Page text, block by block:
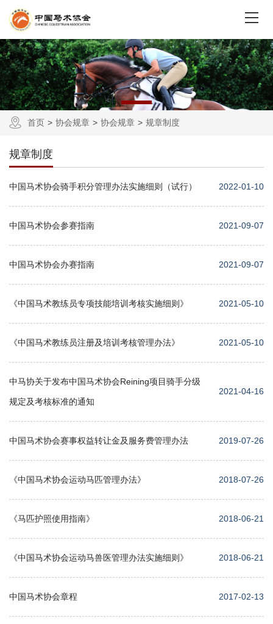
首页 协会规章 协会规章 规章制度
规章制度
中国马术协会骑手积分管理办法实施细则（试行） 2022-01-10
中国马术协会参赛指南 2021-09-07
中国马术协会办赛指南 2021-09-07
《中国马术教练员专项技能培训考核实施细则》 2021-05-10
《中国马术教练员注册及培训考核管理办法》 2021-05-10
中马协关于发布中国马术协会Reining项目骑手分级
规定及考核标准的通知
2021-04-16
中国马术协会赛事权益转让金及服务费管理办法 2019-07-26
《中国马术协会运动马匹管理办法》 2018-07-26
《马匹护照使用指南》 2018-06-21
《中国马术协会运动马兽医管理办法实施细则》 2018-06-21
中国马术协会章程 2017-02-13